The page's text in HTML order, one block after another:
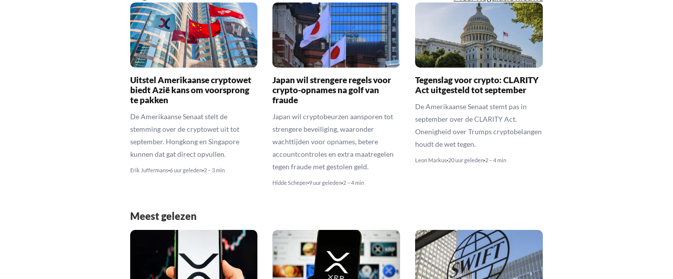
Uitstel Amerikaanse cryptowet
biedt Azië kans om voorsprong
te pakken
De Amerikaanse Senaat stelt de
stemming over de cryptowet uit tot
september. Hongkong en Singapore
kunnen dat gat direct opvullen.
Erik Juffermans 6 uur geleden 2 – 3 min
Japan wil strengere regels voor
crypto-opnames na golf van
fraude
Japan wil cryptobeurzen aansporen tot
strengere beveiliging, waaronder
wachttijden voor opnames, betere
accountcontroles en extra maatregelen
tegen fraude met gestolen geld.
Hidde Scheper 9 uur geleden 2 – 4 min
Tegenslag voor crypto: CLARITY
Act uitgesteld tot september
De Amerikaanse Senaat stemt pas in
september over de CLARITY Act.
Onenigheid over Trumps cryptobelangen
houdt de wet tegen.
Leon Markus 20 uur geleden 2 – 4 min
Meest gelezen